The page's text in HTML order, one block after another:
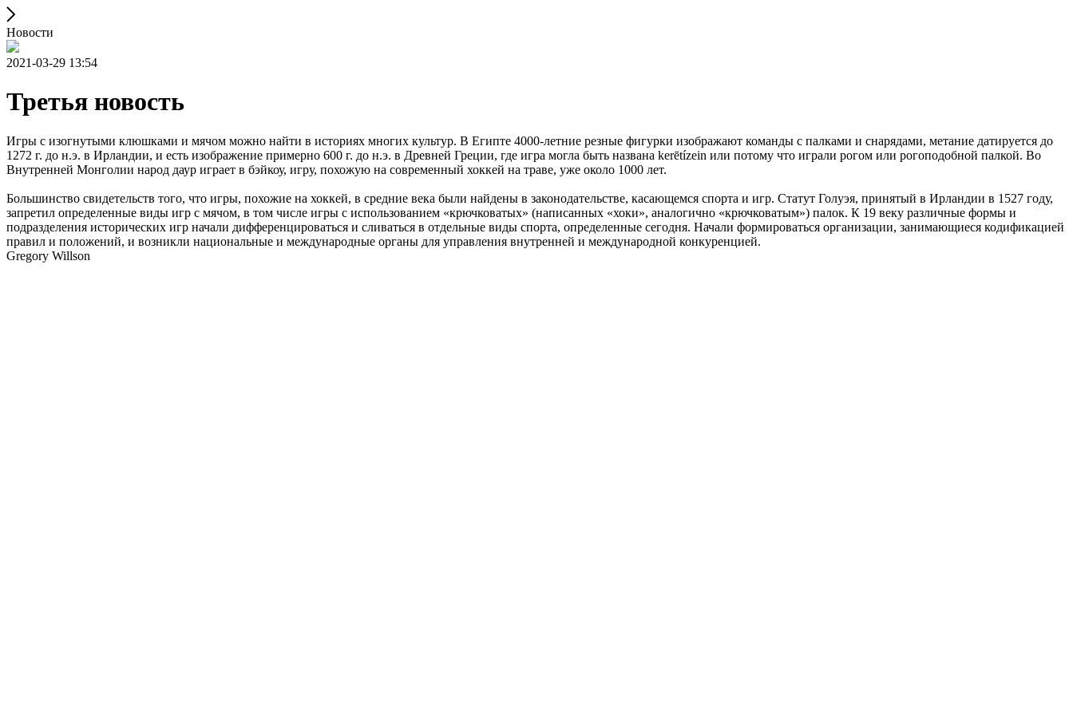
Новости
2021-03-29 13:54
Третья новость
Игры с изогнутыми клюшками и мячом можно найти в историях многих культур. В Египте 4000-летние резные фигурки изображают команды с палками и снарядами, метание датируется до
1272 г. до н.э. в Ирландии, и есть изображение примерно 600 г. до н.э. в Древней Греции, где игра могла быть названа kerētízein или потому что играли рогом или рогоподобной палкой. Во
Внутренней Монголии народ даур играет в бэйкоу, игру, похожую на современный хоккей на траве, уже около 1000 лет.
Большинство свидетельств того, что игры, похожие на хоккей, в средние века были найдены в законодательстве, касающемся спорта и игр. Статут Голуэя, принятый в Ирландии в 1527 году,
запретил определенные виды игр с мячом, в том числе игры с использованием «крючковатых» (написанных «хоки», аналогично «крючковатым») палок. К 19 веку различные формы и
подразделения исторических игр начали дифференцироваться и сливаться в отдельные виды спорта, определенные сегодня. Начали формироваться организации, занимающиеся кодификацией
правил и положений, и возникли национальные и международные органы для управления внутренней и международной конкуренцией.
Gregory Willson